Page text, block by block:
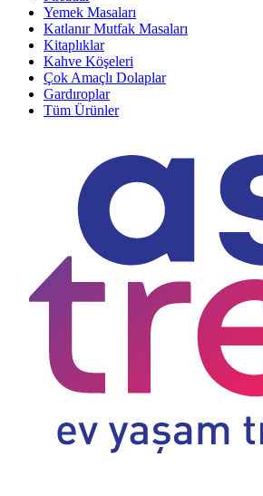
Yemek Masaları
Katlanır Mutfak Masaları
Kitaplıklar
Kahve Köşeleri
Çok Amaçlı Dolaplar
Gardıroplar
Tüm Ürünler